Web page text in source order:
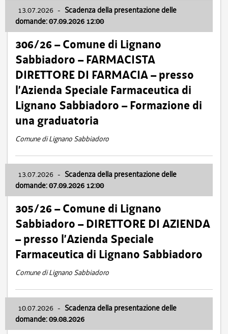
13.07.2026 - Scadenza della presentazione delle
domande: 07.09.2026 12:00
306/26 – Comune di Lignano
Sabbiadoro – FARMACISTA
DIRETTORE DI FARMACIA – presso
l’Azienda Speciale Farmaceutica di
Lignano Sabbiadoro – Formazione di
una graduatoria
Comune di Lignano Sabbiadoro
13.07.2026 - Scadenza della presentazione delle
domande: 07.09.2026 12:00
305/26 – Comune di Lignano
Sabbiadoro – DIRETTORE DI AZIENDA
– presso l’Azienda Speciale
Farmaceutica di Lignano Sabbiadoro
Comune di Lignano Sabbiadoro
10.07.2026 - Scadenza della presentazione delle
domande: 09.08.2026